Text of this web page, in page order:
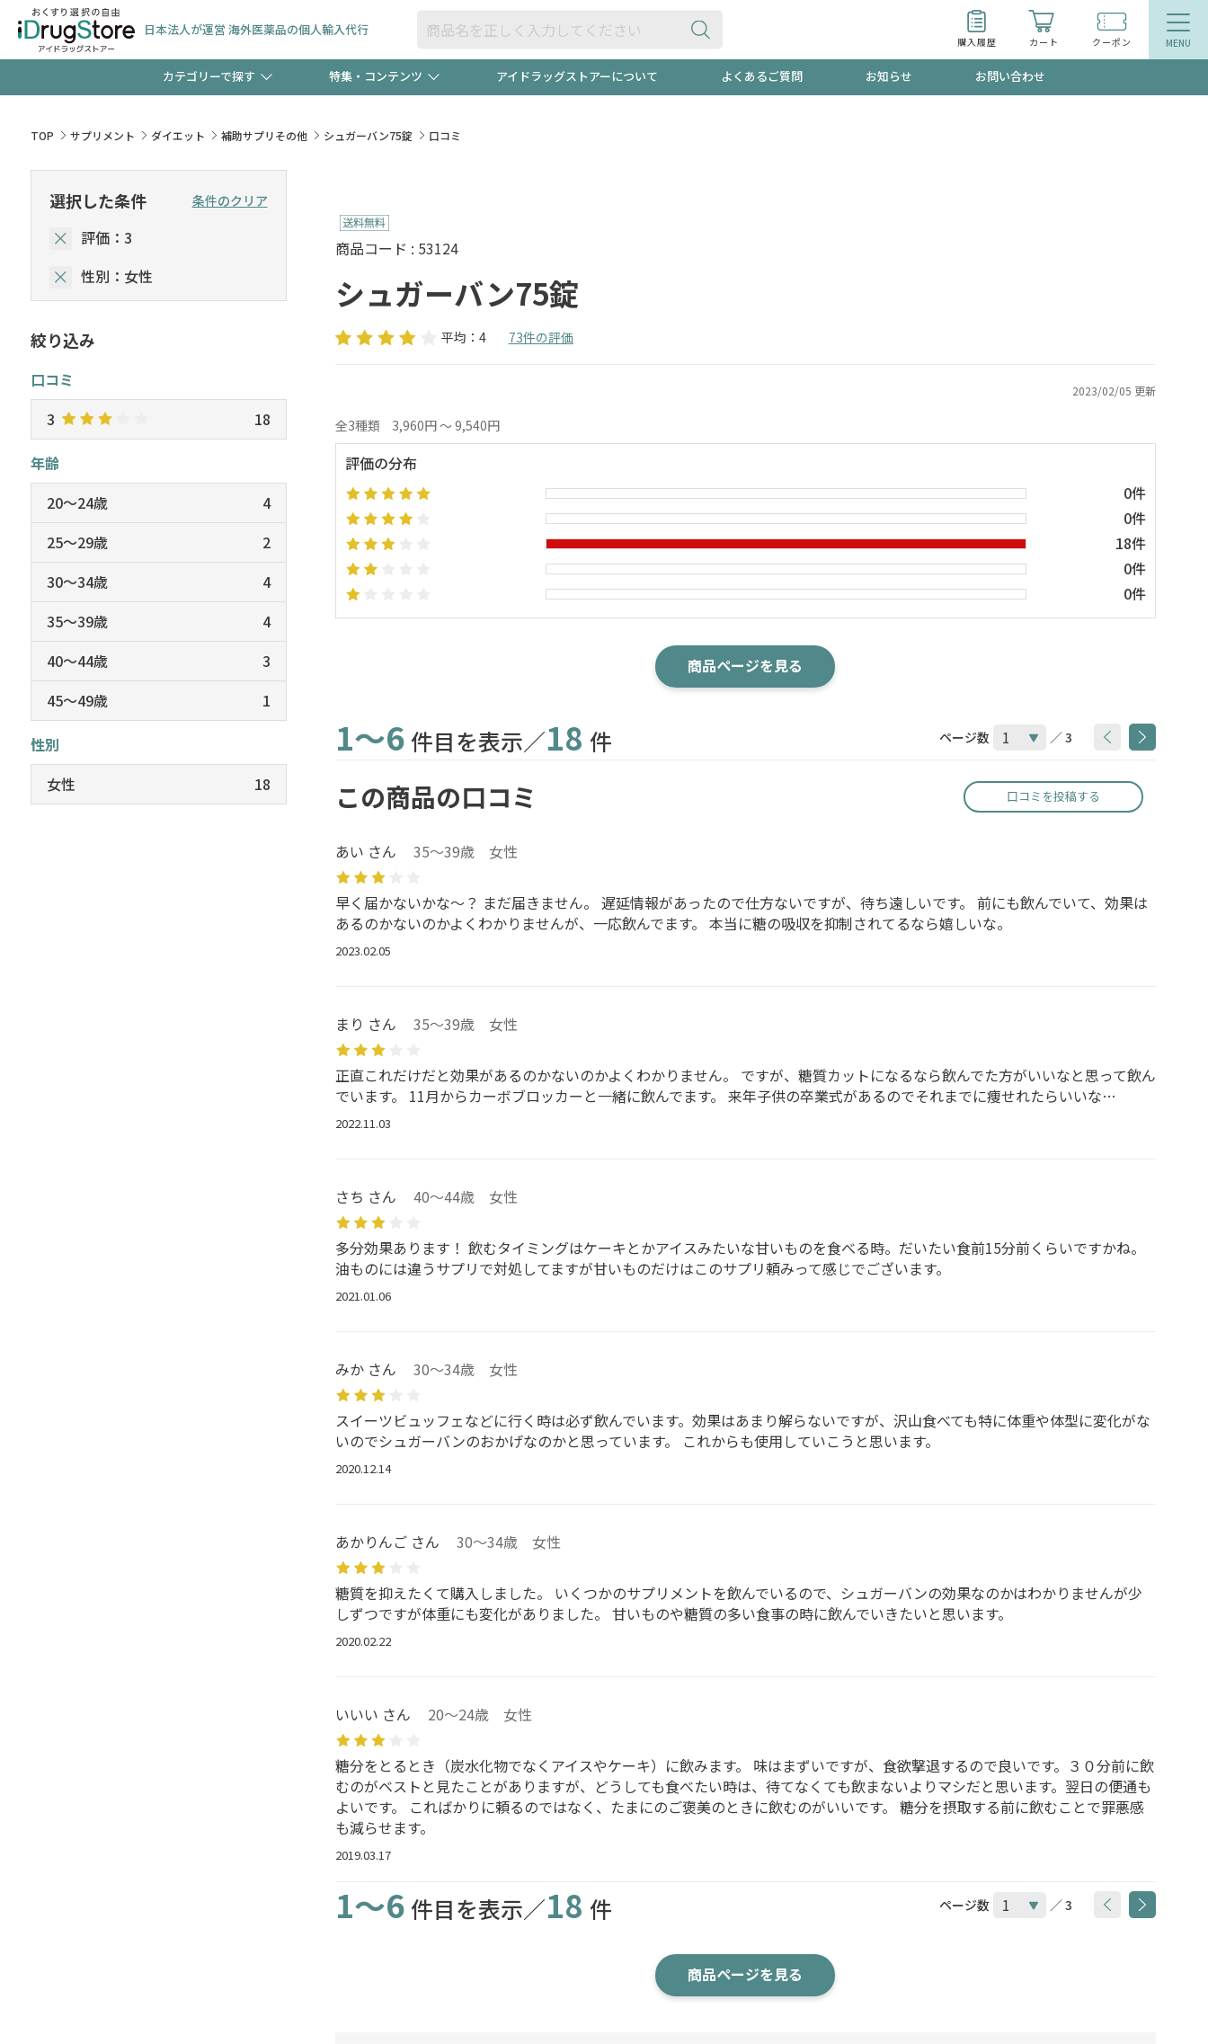
日本法人が運営 海外医薬品の個人輸入代行
購入履歴 カート クーポン
カテゴリーで探す
ペット用品
特集・コンテンツ
【早割】お得なクーポン"3種類"出現中！今月のスト
新規登録で！今すぐ使えるクーポンプレゼント中！！
友だち大募集！限定クーポンも不定期配信
アイドラッグストアーについて よくあるご質問 お知らせ お問い合わせ
TOP サプリメント ダイエット 補助サプリその他 シュガーバン75錠 口コミ
商品コード : 53124
シュガーバン75錠
平均：4 73件の評価
2023/02/05 更新
全3種類 3,960円 ～ 9,540円
評価の分布
0件
0件
18件
0件
0件
商品ページを見る
1～6 件目を表示／18 件 ページ数 ／ 3
この商品の口コミ 口コミを投稿する
あい さん 35～39歳 女性
早く届かないかな～？ まだ届きません。 遅延情報があったので仕方ないですが、待ち遠しいです。 前にも飲んでいて、効果は
あるのかないのかよくわかりませんが、一応飲んでます。 本当に糖の吸収を抑制されてるなら嬉しいな。
2023.02.05
まり さん 35～39歳 女性
正直これだけだと効果があるのかないのかよくわかりません。 ですが、糖質カットになるなら飲んでた方がいいなと思って飲ん
でいます。 11月からカーボブロッカーと一緒に飲んでます。 来年子供の卒業式があるのでそれまでに痩せれたらいいな…
2022.11.03
さち さん 40～44歳 女性
多分効果あります！ 飲むタイミングはケーキとかアイスみたいな甘いものを食べる時。だいたい食前15分前くらいですかね。
油ものには違うサプリで対処してますが甘いものだけはこのサプリ頼みって感じでございます。
2021.01.06
みか さん 30～34歳 女性
スイーツビュッフェなどに行く時は必ず飲んでいます。効果はあまり解らないですが、沢山食べても特に体重や体型に変化がな
いのでシュガーバンのおかげなのかと思っています。 これからも使用していこうと思います。
2020.12.14
あかりんご さん 30～34歳 女性
糖質を抑えたくて購入しました。 いくつかのサプリメントを飲んでいるので、シュガーバンの効果なのかはわかりませんが少
しずつですが体重にも変化がありました。 甘いものや糖質の多い食事の時に飲んでいきたいと思います。
2020.02.22
いいい さん 20～24歳 女性
糖分をとるとき（炭水化物でなくアイスやケーキ）に飲みます。 味はまずいですが、食欲撃退するので良いです。３０分前に飲
むのがベストと見たことがありますが、どうしても食べたい時は、待てなくても飲まないよりマシだと思います。翌日の便通も
よいです。 こればかりに頼るのではなく、たまにのご褒美のときに飲むのがいいです。 糖分を摂取する前に飲むことで罪悪感
も減らせます。
2019.03.17
1～6 件目を表示／18 件 ページ数 ／ 3
商品ページを見る
選択した条件 条件のクリア
評価：3
性別：女性
絞り込み
口コミ
3
18
年齢
20～24歳
4
25～29歳
2
30～34歳
4
35～39歳
4
40～44歳
3
45～49歳
1
性別
女性
18